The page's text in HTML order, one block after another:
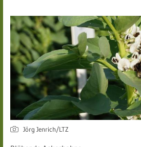
Jörg Jenrich/LTZ